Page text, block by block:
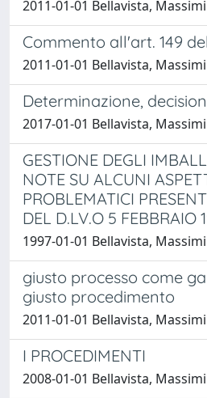
2011-01-01 Bellavista,
Commento all'art. 149
2011-01-01 Bellavista,
Determinazione,
2017-01-01 Bellavista,
GESTIONE DEGLI
NOTE SU ALCUNI
PROBLEMATICI
DEL D.LV.O 5 FEBBRAIO
1997-01-01 Bellavista,
giusto processo come
giusto procedimento
2011-01-01 Bellavista,
I PROCEDIMENTI
2008-01-01 Bellavista,